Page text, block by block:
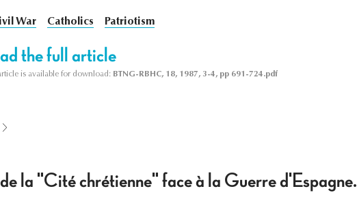
War Catholics Patriotism
the full article
article is available for download: BTNG-RBHC, 18, 1987, 3-4, pp 691-724.pdf
la "Cité chrétienne" face à la Guerre d'Espagne.